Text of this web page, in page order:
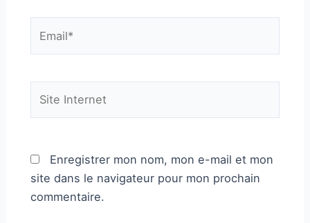
Internet
Enregistrer mon nom, mon e-mail et mon
site dans le navigateur pour mon prochain
commentaire.